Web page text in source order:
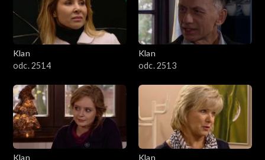
Klan
odc. 2514
Klan
odc. 2513
Klan
Klan